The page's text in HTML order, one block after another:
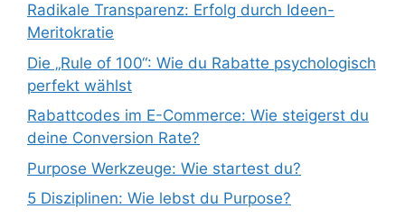
Radikale Transparenz: Erfolg durch Ideen-
Meritokratie
Die „Rule of 100“: Wie du Rabatte psychologisch
perfekt wählst
Rabattcodes im E-Commerce: Wie steigerst du
deine Conversion Rate?
Purpose Werkzeuge: Wie startest du?
5 Disziplinen: Wie lebst du Purpose?